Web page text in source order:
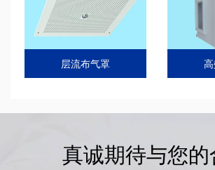
层流布气罩
真诚期待与您